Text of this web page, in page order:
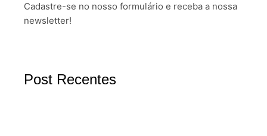
Cadastre-se no nosso formulário e receba a nossa
newsletter!
Post Recentes